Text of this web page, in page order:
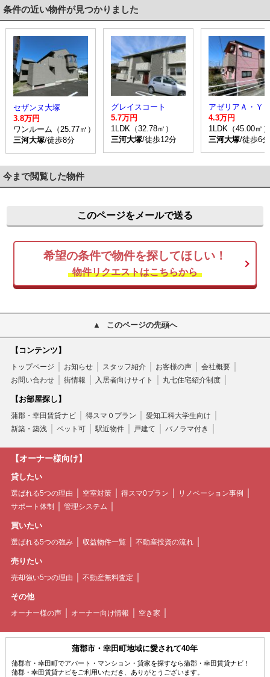
条件の近い物件が見つかりました
セザンヌ大塚
3.8万円
ワンルーム（25.77㎡）
三河大塚/徒歩8分
グレイスコート
5.7万円
1LDK（32.78㎡）
三河大塚/徒歩12分
アゼリアＡ・Ｙ
4.3万円
1LDK（45.00㎡）
三河大塚/徒歩6分
今まで閲覧した物件
このページをメールで送る
希望の条件で物件を探してほしい！
物件リクエストはこちらから
このページの先頭へ
【コンテンツ】
トップページ お知らせ スタッフ紹介 お客様の声
会社概要
お問い合わせ
街情報 入居者向けサイト 丸七住宅紹介制度
【お部屋探し】
蒲郡・幸田賃貸ナビ 得スマ０プラン
愛知工科大学生向け
新築・築浅
ペット可 駅近物件 戸建て パノラマ付き
【オーナー様向け】
貸したい
選ばれる5つの理由 空室対策 得スマ0プラン
リノベーション事例
サポート体制
管理システム
買いたい
選ばれる5つの強み 収益物件一覧 不動産投資の流れ
売りたい
売却強い5つの理由 不動産無料査定
その他
オーナー様の声 オーナー向け情報 空き家
蒲郡市・幸田町地域に愛されて40年
蒲郡市・幸田町でアパート・マンション・貸家を探すなら蒲郡・幸田賃貸ナビ！
蒲郡・幸田賃貸ナビをご利用いただき、ありがとうございます。